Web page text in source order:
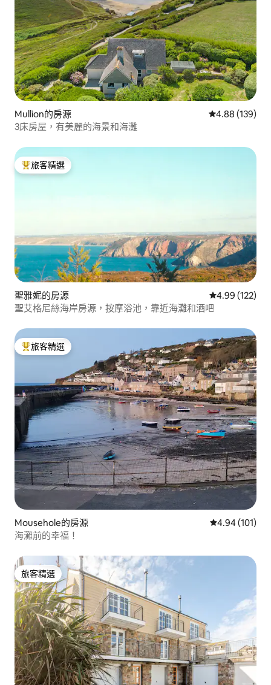
Mullion的房源 從 139 則評價
4.88 (139)
3床房屋，有美麗的海景和海灘
旅客精選榜首
旅客精選
聖雅妮的房源 從 122 則評價
4.99 (122)
聖艾格尼絲海岸房源，按摩浴池，靠近海灘和酒吧
旅客精選榜首
旅客精選
Mousehole的房源 從 101 則評價
4.94 (101)
海灘前的幸福！
旅客精選
旅客精選